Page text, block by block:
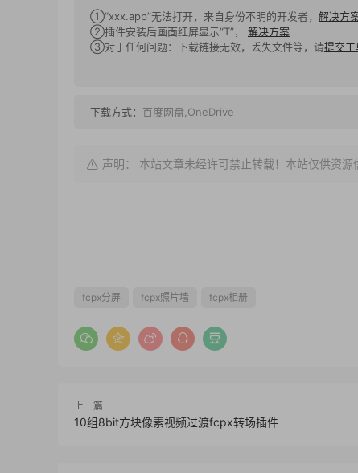
①“xxx.app”无法打开，来自身份不明的开发者， 解决方
②插件安装后画面红屏显示“T”， 解决方案
③对于任何问题：下载链接无效，丢失文件等，请提交工
下载方式： 百度网盘,OneDrive
声明： 本站文章未经许可禁止转载！本站仅供资源
fcpx分屏 fcpx照片墙 fcpx相册
上一篇
10组8bit方块像素视频过渡fcpx转场插件